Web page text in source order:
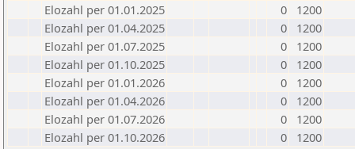
Elozahl per 01.01.2025
0
1200
Elozahl per 01.04.2025
0
1200
Elozahl per 01.07.2025
0
1200
Elozahl per 01.10.2025
0
1200
Elozahl per 01.01.2026
0
1200
Elozahl per 01.04.2026
0
1200
Elozahl per 01.07.2026
0
1200
Elozahl per 01.10.2026
0 1200